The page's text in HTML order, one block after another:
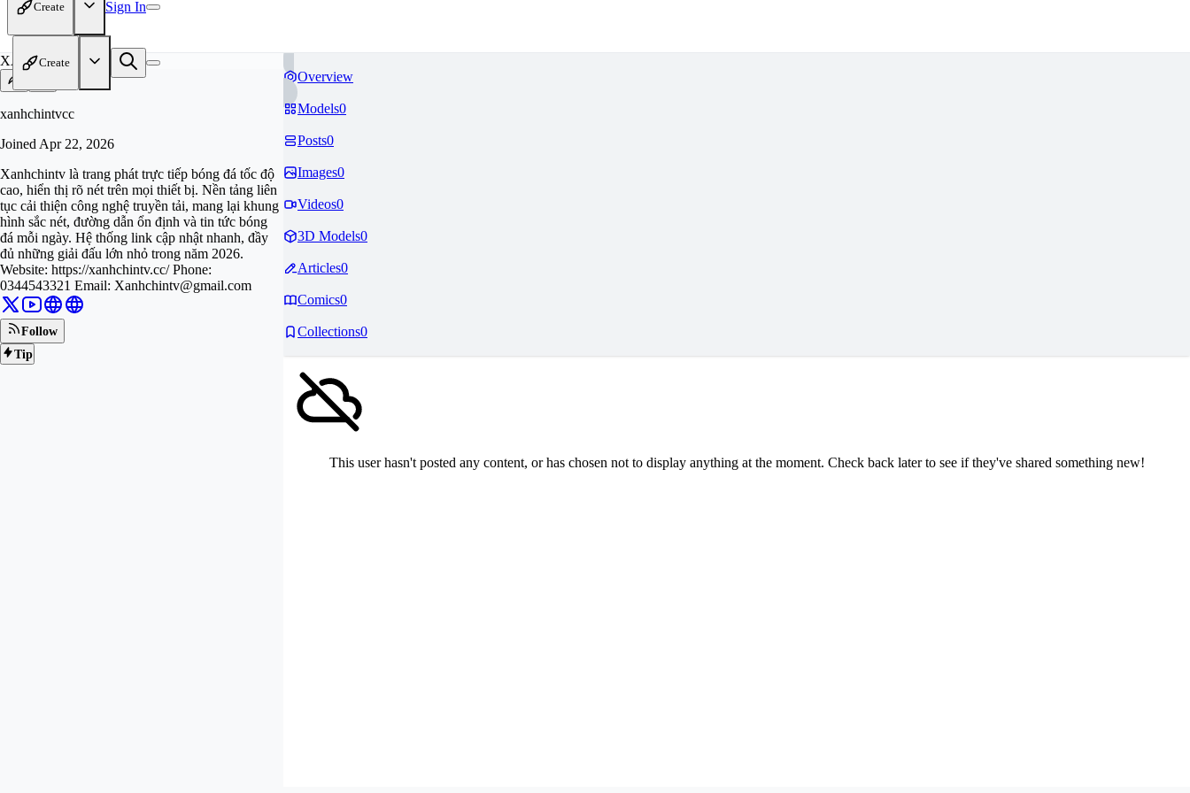
Create Sign In
Create
XA
xanhchintvcc
Joined Apr 22, 2026
Xanhchintv là trang phát trực tiếp bóng đá tốc độ
cao, hiển thị rõ nét trên mọi thiết bị. Nền tảng liên
tục cải thiện công nghệ truyền tải, mang lại khung
hình sắc nét, đường dẫn ổn định và tin tức bóng
đá mỗi ngày. Hệ thống link cập nhật nhanh, đầy
đủ những giải đấu lớn nhỏ trong năm 2026.
Website: https://xanhchintv.cc/ Phone:
0344543321 Email: Xanhchintv@gmail.com
Follow
Tip
Overview
Models0
Posts0
Images0
Videos0
3D Models0
Articles0
Comics0
Collections0
This user hasn't posted any content, or has chosen not to display anything at the moment. Check back later to see if they've shared something new!